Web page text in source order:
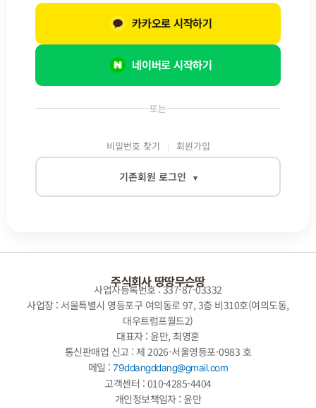
또는
비밀번호 찾기 회원가입
기존회원 로그인 ▾
로그인
네이버로 시작하기
카카오로 시작하기
주식회사 땅땅무슨땅
사업자등록번호 : 337-87-03332
사업장 : 서울특별시 영등포구 여의동로 97, 3층 비310호(여의도동,
대우트럼프월드2)
대표자 : 윤만, 최영훈
통신판매업 신고 : 제 2026-서울영등포-0983 호
메일 :79ddangddang@gmail.com
고객센터 : 010-4285-4404
개인정보책임자 : 윤만